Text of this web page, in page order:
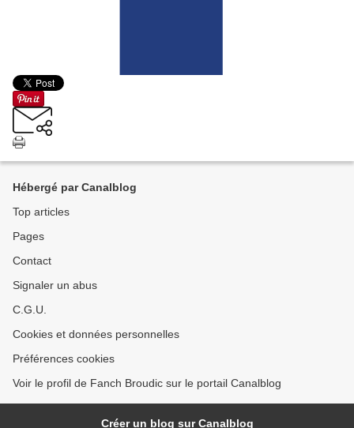
Hébergé par Canalblog
Top articles
Pages
Contact
Signaler un abus
C.G.U.
Cookies et données personnelles
Préférences cookies
Voir le profil de Fanch Broudic sur le portail Canalblog
Créer un blog sur Canalblog